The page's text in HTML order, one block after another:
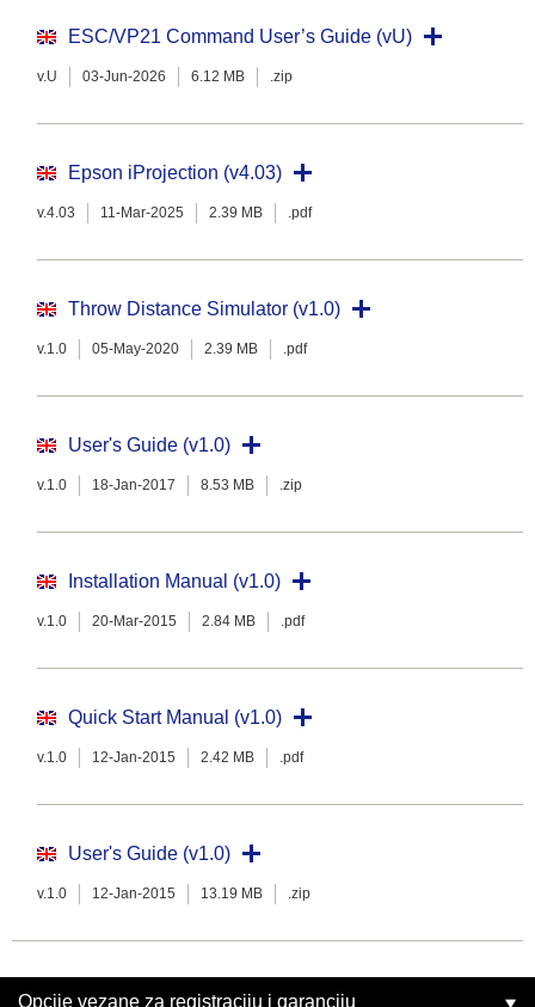
ESC/VP21 Command User’s Guide (vU)
v.U 03-Jun-2026 6.12 MB .zip
Epson iProjection (v4.03)
v.4.03 11-Mar-2025 2.39 MB .pdf
Throw Distance Simulator (v1.0)
v.1.0 05-May-2020 2.39 MB .pdf
User's Guide (v1.0)
v.1.0 18-Jan-2017 8.53 MB .zip
Installation Manual (v1.0)
v.1.0 20-Mar-2015 2.84 MB .pdf
Quick Start Manual (v1.0)
v.1.0 12-Jan-2015 2.42 MB .pdf
User's Guide (v1.0)
v.1.0 12-Jan-2015 13.19 MB .zip
Opcije vezane za registraciju i garanciju